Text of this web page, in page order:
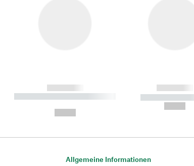
------------
----------- ----------- ----------
------------
-----------
Allgemeine Informationen